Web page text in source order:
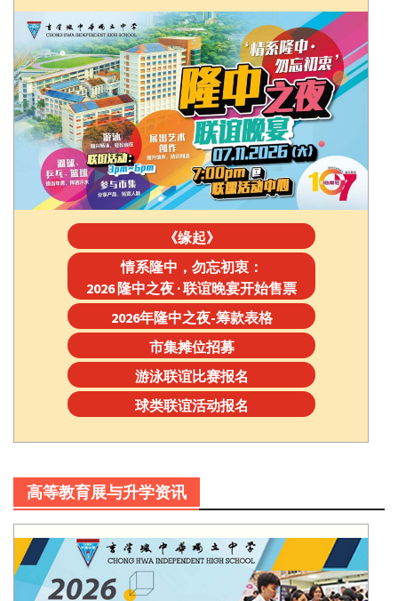
《缘起》
情系隆中，勿忘初衷：
2026 隆中之夜 · 联谊晚宴开始售票
2026年隆中之夜-筹款表格
市集摊位招募
游泳联谊比赛报名
球类联谊活动报名
高等教育展与升学资讯